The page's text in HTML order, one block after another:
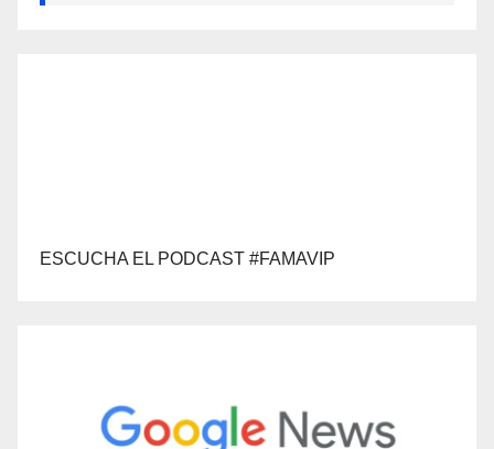
ESCUCHA EL PODCAST #FAMAVIP